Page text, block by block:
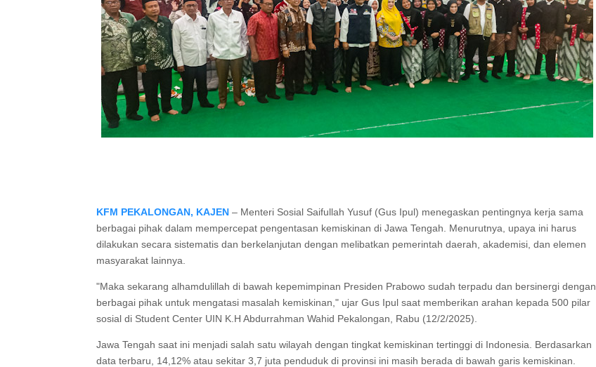
KFM PEKALONGAN, KAJEN – Menteri Sosial Saifullah Yusuf (Gus Ipul) menegaskan pentingnya kerja sama
berbagai pihak dalam mempercepat pengentasan kemiskinan di Jawa Tengah. Menurutnya, upaya ini harus
dilakukan secara sistematis dan berkelanjutan dengan melibatkan pemerintah daerah, akademisi, dan elemen
masyarakat lainnya.
"Maka sekarang alhamdulillah di bawah kepemimpinan Presiden Prabowo sudah terpadu dan bersinergi dengan
berbagai pihak untuk mengatasi masalah kemiskinan," ujar Gus Ipul saat memberikan arahan kepada 500 pilar
sosial di Student Center UIN K.H Abdurrahman Wahid Pekalongan, Rabu (12/2/2025).
Jawa Tengah saat ini menjadi salah satu wilayah dengan tingkat kemiskinan tertinggi di Indonesia. Berdasarkan
data terbaru, 14,12% atau sekitar 3,7 juta penduduk di provinsi ini masih berada di bawah garis kemiskinan.